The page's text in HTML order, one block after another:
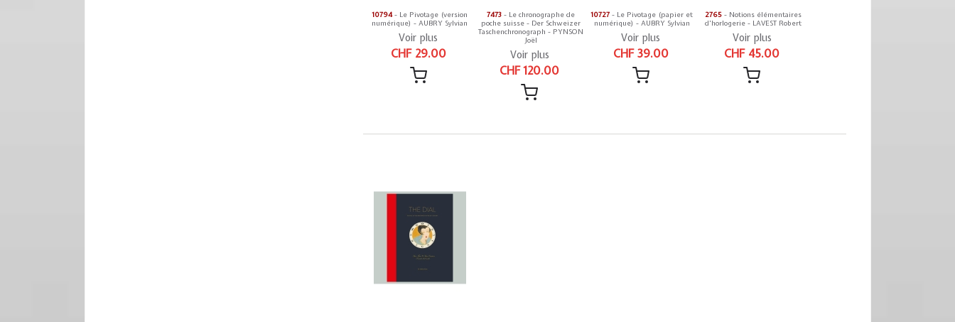
10794- Le Pivotage (version
numérique) - AUBRY Sylvian
Voir plus
CHF 29.00
7473 - Le chronographe de
poche suisse - Der Schweizer
Taschenchronograph - PYNSON
Joël
Voir plus
CHF 120.00
10727 - Le Pivotage (papier et
numérique) - AUBRY Sylvian
Voir plus
CHF 39.00
2765 - Notions élémentaires
d'horlogerie - LAVEST Robert
Voir plus
CHF 45.00